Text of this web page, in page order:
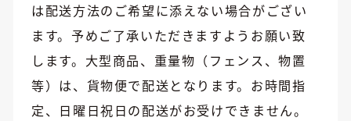
は配送方法のご希望に添えない場合がござい
ます。予めご了承いただきますようお願い致
します。大型商品、重量物（フェンス、物置
等）は、貨物便で配送となります。お時間指
定、日曜日祝日の配送がお受けできません。